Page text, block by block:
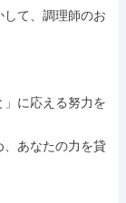
て、調理師のお
」に応える努力を
、あなたの力を貸